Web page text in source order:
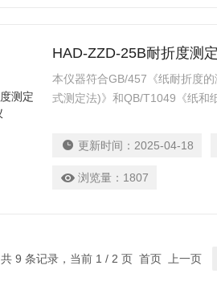
HAD-ZZD-25B耐折度测
本仪器符合GB/457《纸耐折度
式测定法)》和QB/T1049《纸和
更新时间： 2025-04-18
浏览量： 1807
共 9 条记录，当前 1 / 2 页 首页 上一页